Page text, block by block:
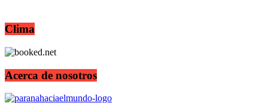
Clima
Acerca de nosotros